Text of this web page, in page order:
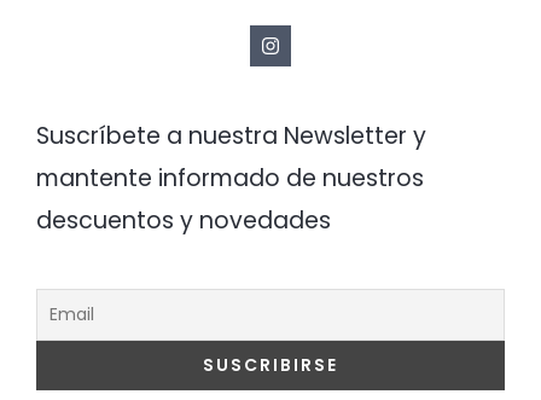
Suscríbete a nuestra Newsletter y
mantente informado de nuestros
descuentos y novedades